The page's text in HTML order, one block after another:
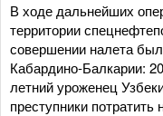
В ходе дальнейших
территории
совершении налета
Кабардино-Балкарии:
летний уроженец
преступники